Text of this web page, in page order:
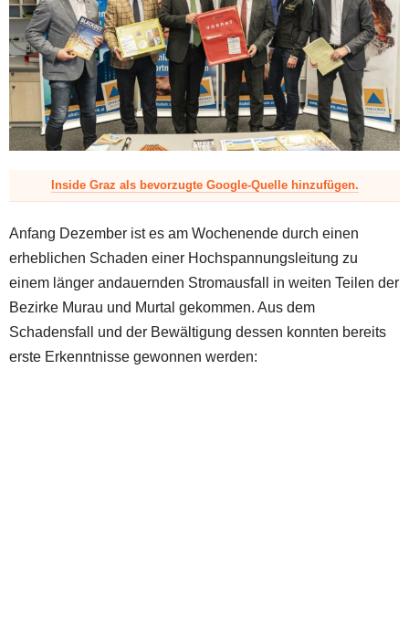
Inside Graz als bevorzugte Google-Quelle hinzufügen.
Anfang Dezember ist es am Wochenende durch einen
erheblichen Schaden einer Hochspannungsleitung zu
einem länger andauernden Stromausfall in weiten Teilen der
Bezirke Murau und Murtal gekommen. Aus dem
Schadensfall und der Bewältigung dessen konnten bereits
erste Erkenntnisse gewonnen werden: